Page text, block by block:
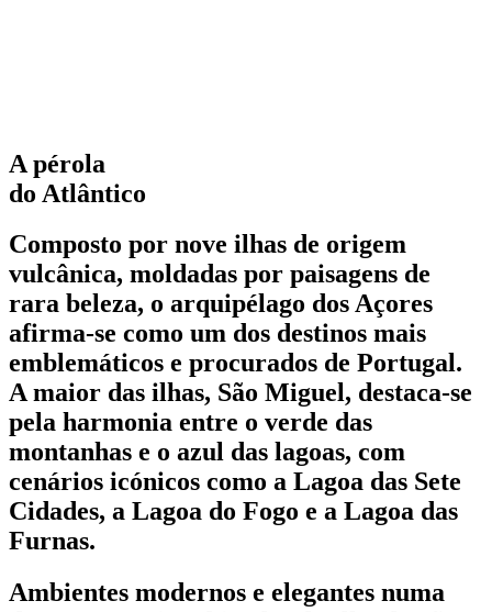
A pérola
do Atlântico
Composto por nove ilhas de origem
vulcânica, moldadas por paisagens de
rara beleza, o arquipélago dos Açores
afirma-se como um dos destinos mais
emblemáticos e procurados de Portugal.
A maior das ilhas, São Miguel, destaca-se
pela harmonia entre o verde das
montanhas e o azul das lagoas, com
cenários icónicos como a Lagoa das Sete
Cidades, a Lagoa do Fogo e a Lagoa das
Furnas.
Ambientes modernos e elegantes numa